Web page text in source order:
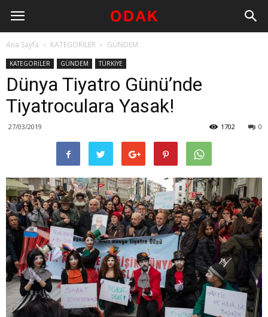
Ana Sayfa KATEGORİLER GÜNDEM
KATEGORİLER GÜNDEM TÜRKİYE
Dünya Tiyatro Günü’nde
Tiyatroculara Yasak!
27/03/2019 0
1702